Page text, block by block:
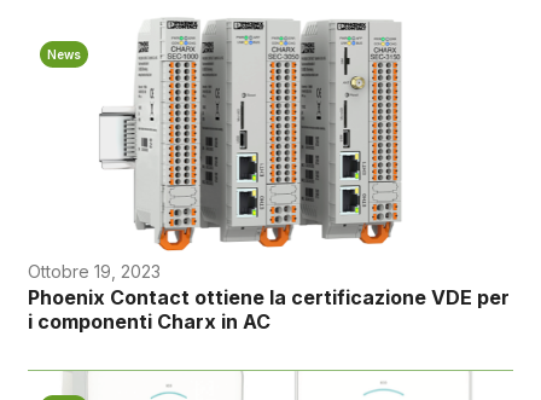
News
Ottobre 19, 2023
Phoenix Contact ottiene la certificazione VDE per
i componenti Charx in AC